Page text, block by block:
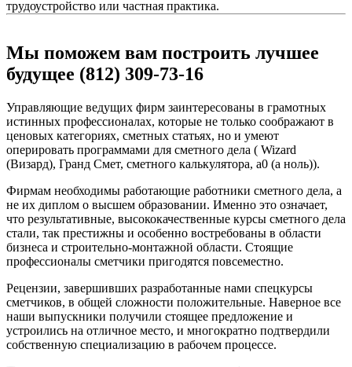
трудоустройство или частная практика.
Мы поможем вам построить лучшее
будущее (812) 309-73-16
Управляющие ведущих фирм заинтересованы в грамотных
истинных профессионалах, которые не только соображают в
ценовых категориях, сметных статьях, но и умеют
оперировать программами для сметного дела ( Wizard
(Визард), Гранд Смет, сметного калькулятора, а0 (а ноль)).
Фирмам необходимы работающие работники сметного дела, а
не их диплом о высшем образовании. Именно это означает,
что результативные, высококачественные курсы сметного дела
стали, так престижны и особенно востребованы в области
бизнеса и строительно-монтажной области. Стоящие
профессионалы сметчики пригодятся повсеместно.
Рецензии, завершивших разработанные нами спецкурсы
сметчиков, в общей сложности положительные. Наверное все
наши выпускники получили стоящее предложение и
устроились на отличное место, и многократно подтвердили
собственную специализацию в рабочем процессе.